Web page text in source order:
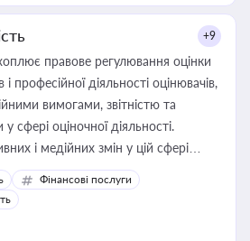
+9
правове регулювання оцінки
професійної діяльності оцінювачів,
вимогами, звітністю та
сфері оціночної діяльності.
і медійних змін у цій сфері
керівника, юриста або
приватизації, оренди
угод і перевірки
діяльності
Фінансові послуги